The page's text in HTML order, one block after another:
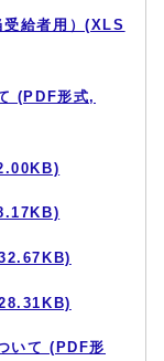
受給者用）(XLS
(PDF形式,
いて (PDF形